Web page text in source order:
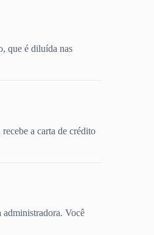
que é diluída nas
a carta de crédito
administradora. Você